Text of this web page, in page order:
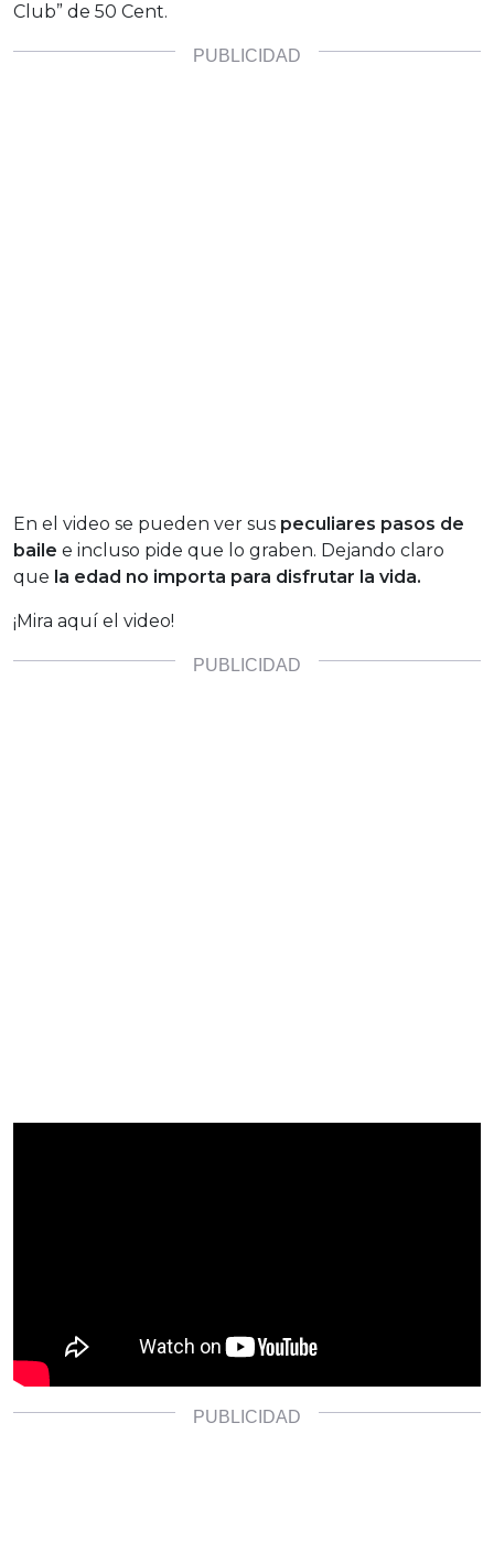
Club” de 50 Cent.
En el video se pueden ver sus peculiares pasos de
baile e incluso pide que lo graben. Dejando claro
que la edad no importa para disfrutar la vida.
¡Mira aquí el video!